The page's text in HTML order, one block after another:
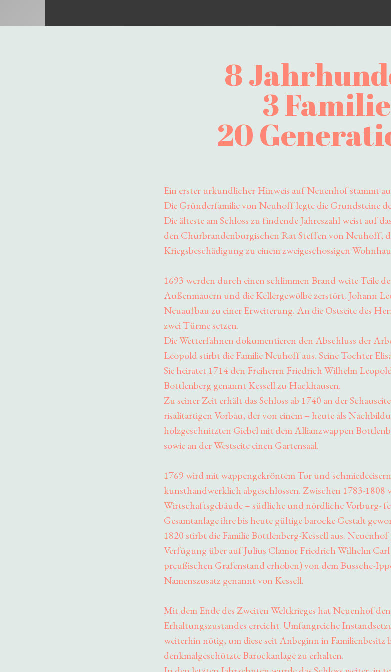
8
3
20
Ein erster urkundlicher Hinweis auf Neuenhof stammt
Die Gründerfamilie von Neuhoff legte die Grundsteine
Die älteste am Schloss zu findende Jahreszahl weist auf
den Churbrandenburgischen Rat Steffen von Neuhoff,
Kriegsbeschädigung zu einem zweigeschossigen
1693 werden durch einen schlimmen Brand weite Teile
Außenmauern und die Kellergewölbe zerstört. Johann
Neuaufbau zu einer Erweiterung. An die Ostseite des
zwei Türme setzen.
Die Wetterfahnen dokumentieren den Abschluss der
Leopold stirbt die Familie Neuhoff aus. Seine Tochter
Sie heiratet 1714 den Freiherrn Friedrich Wilhelm
Bottlenberg genannt Kessell zu Hackhausen.
Zu seiner Zeit erhält das Schloss ab 1740 an der
risalitartigen Vorbau, der von einem – heute als
holzgeschnitzten Giebel mit dem Allianzwappen
sowie an der Westseite einen Gartensaal.
1769 wird mit wappengekröntem Tor und
kunsthandwerklich abgeschlossen. Zwischen 1783-1808
Wirtschaftsgebäude – südliche und nördliche Vorburg-
Gesamtanlage ihre bis heute gültige barocke Gestalt
1820 stirbt die Familie Bottlenberg-Kessell aus.
Verfügung über auf Julius Clamor Friedrich Wilhelm
preußischen Grafenstand erhoben) von dem Bussche-
Namenszusatz genannt von Kessell.
Mit dem Ende des Zweiten Weltkrieges hat Neuenhof
Erhaltungszustandes erreicht. Umfangreiche
weiterhin nötig, um diese seit Anbeginn in Familienbesitz
denkmalgeschützte Barockanlage zu erhalten.